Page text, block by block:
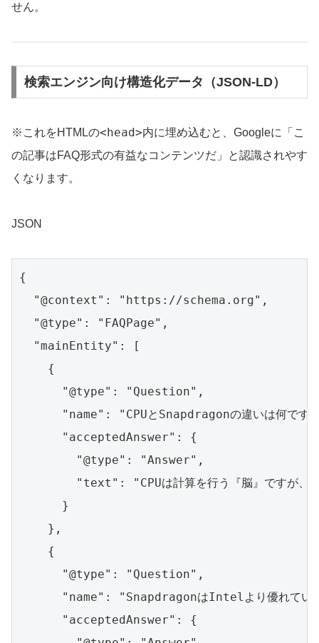
せん。
検索エンジン向け構造化データ（JSON-LD）
※これをHTMLの<head>内に埋め込むと、Googleに「こ
の記事はFAQ形式の有益なコンテンツだ」と認識されやす
くなります。
JSON
{
  "@context": "https://schema.org",
  "@type": "FAQPage",
  "mainEntity": [
    {
      "@type": "Question",
"name": "CPUとSnapdragonの違いは何です
      "acceptedAnswer": {
        "@type": "Answer",
"text": "CPUは計算を行う『脳』ですが、
      }
    },
    {
      "@type": "Question",
"name": "SnapdragonはIntelより優れてい
      "acceptedAnswer": {